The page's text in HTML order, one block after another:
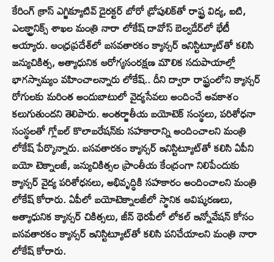
కేరింగ్ క్రాస్ ఎగ్జిక్యూటివ్ డైరక్టర్ బోరో డ్రోపులిక్‌తో రాష్ట్ర విద్య, ఐటి,
ఎలక్ట్రానిక్స్ శాఖల మంత్రి నారా లోకేష్ దావోస్ బెల్వడేర్‌లో భేటీ
అయ్యారు. ఆంధ్రప్రదేశ్‌లో బసవతారకం క్యాన్సర్ ఇనిస్టిట్యూట్‌తో కలిసి
జన్యుచికిత్స, అత్యాధునిక ఆరోగ్యసంరక్షణ మౌలిక సదుపాయాల్లో
భాగస్వామ్యం వహించాలన్నారు లోకేష్.. దీని ద్వారా రాష్ట్రంలోని క్యాన్సర్
రోగులకు మరింత అందుబాటులో వైద్యసేవలు అందించే అవకాశం
కలుగుతుందని తెలిపారు. అంతర్జాతీయ బయోటెక్ సంస్థలు, పరిశోధనా
సంస్థలతో గ్లోబల్ కొలాబరేషన్‌కు సహకారాన్ని అందించాలని మంత్రి
లోకేష్ పేర్కొన్నారు. బసవతారకం క్యాన్సర్ ఇనిస్టిట్యూట్‌తో కలిసి ఏపీని
బయో టెక్నాలజీ, జన్యుచికిత్సల ప్రాంతీయ కేంద్రంగా నిలిపేందుకు
క్యాన్సర్ వైద్య పరిశోధనలు, అభివృద్ధికి సహకారం అందించాలని మంత్రి
లోకేష్ కోరారు. ఏపీలో బయోటెక్నాలజీలో స్థానిక ఆవిష్కరణలు,
అత్యాధునిక క్యాన్సర్ చికిత్సలు, జీన్ థెరపీలో లోకల్ ఇన్నోవేషన్ కోసం
బసవతారకం క్యాన్సర్ ఇనిస్టిట్యూట్‌తో కలిసి పనిచేయాలని మంత్రి నారా
లోకేష్ కోరారు.